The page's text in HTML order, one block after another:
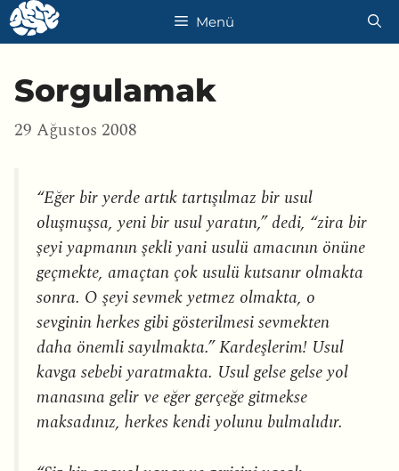
İçeriğe
atla
Menü
Sorgulamak
29 Ağustos 2008
“Eğer bir yerde artık tartışılmaz bir usul
oluşmuşsa, yeni bir usul yaratın,” dedi, “zira bir
şeyi yapmanın şekli yani usulü amacının önüne
geçmekte, amaçtan çok usulü kutsanır olmakta
sonra. O şeyi sevmek yetmez olmakta, o
sevginin herkes gibi gösterilmesi sevmekten
daha önemli sayılmakta.” Kardeşlerim! Usul
kavga sebebi yaratmakta. Usul gelse gelse yol
manasına gelir ve eğer gerçeğe gitmekse
maksadınız, herkes kendi yolunu bulmalıdır.